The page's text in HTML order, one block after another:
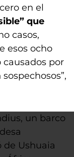
en el
que
casos,
esos ocho
por